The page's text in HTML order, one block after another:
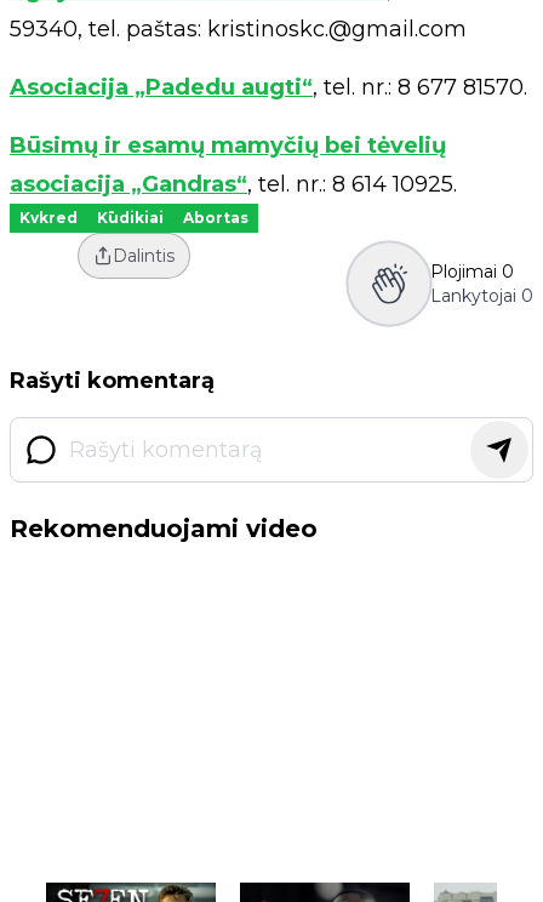
59340, tel. paštas: kristinoskc.@gmail.com
Asociacija „Padedu augti“, tel. nr.: 8 677 81570.
Būsimų ir esamų mamyčių bei tėvelių
asociacija „Gandras“, tel. nr.: 8 614 10925.
Kvkred Kūdikiai Abortas
Dalintis
Plojimai 0
Lankytojai 0
Rašyti komentarą
Rekomenduojami video